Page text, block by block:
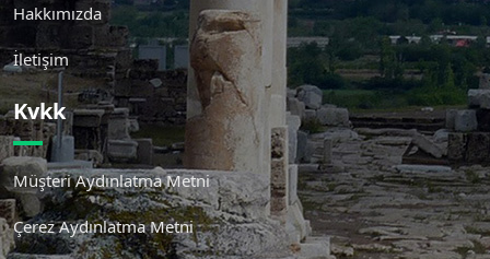
Hakkımızda
İletişim
Kvkk
Müşteri Aydınlatma Metni
Çerez Aydınlatma Metni